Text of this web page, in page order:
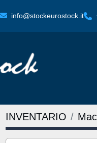
info@stockeurostock.it
INVENTARIO